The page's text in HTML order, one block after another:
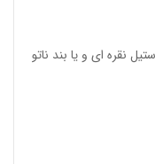
نقره ای و یا بند ناتو